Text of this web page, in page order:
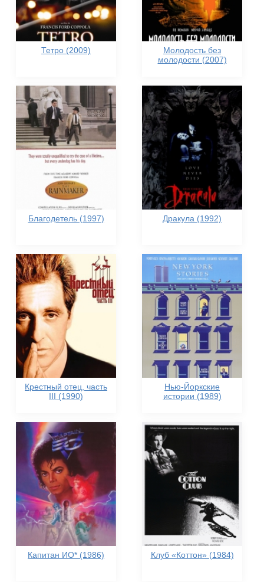
Тетро (2009)
Молодость без
молодости (2007)
Благодетель (1997) Дракула (1992)
Крестный отец, часть
III (1990)
Нью-Йоркские
истории (1989)
Капитан ИО* (1986) Клуб «Коттон» (1984)